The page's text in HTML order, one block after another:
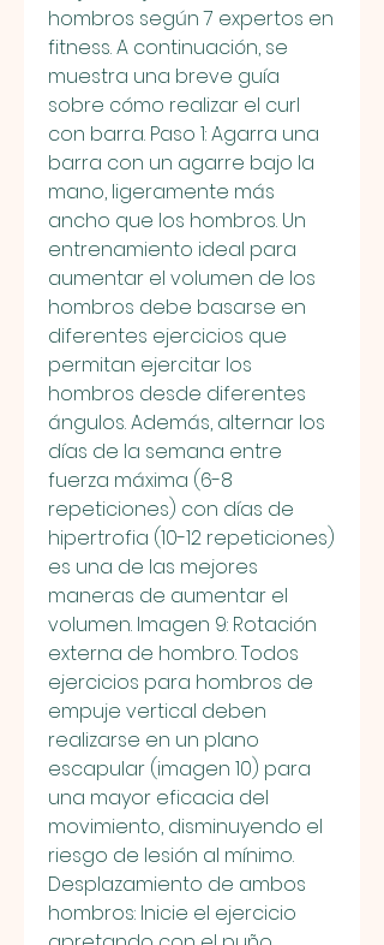
hombros según 7 expertos en
fitness. A continuación, se
muestra una breve guía
sobre cómo realizar el curl
con barra. Paso 1: Agarra una
barra con un agarre bajo la
mano, ligeramente más
ancho que los hombros. Un
entrenamiento ideal para
aumentar el volumen de los
hombros debe basarse en
diferentes ejercicios que
permitan ejercitar los
hombros desde diferentes
ángulos. Además, alternar los
días de la semana entre
fuerza máxima (6-8
repeticiones) con días de
hipertrofia (10-12 repeticiones)
es una de las mejores
maneras de aumentar el
volumen. Imagen 9: Rotación
externa de hombro. Todos
ejercicios para hombros de
empuje vertical deben
realizarse en un plano
escapular (imagen 10) para
una mayor eficacia del
movimiento, disminuyendo el
riesgo de lesión al mínimo.
Desplazamiento de ambos
hombros: Inicie el ejercicio